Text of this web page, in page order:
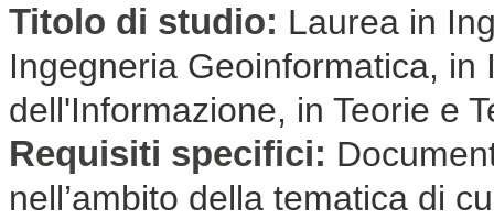
Titolo di studio: Laurea in
Ingegneria Geoinformatica,
dell'Informazione, in Teorie e
Requisiti specifici:
nell’ambito della tematica di